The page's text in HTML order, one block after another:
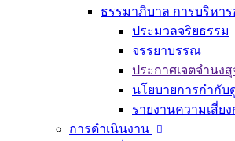
ธรรมาภิบาล การบริหา
ประมวลจริยธรรม
จรรยาบรรณ
ประกาศเจตจำนง
นโยบายการกำกั
รายงานความเสี่ย
การดำเนินงาน